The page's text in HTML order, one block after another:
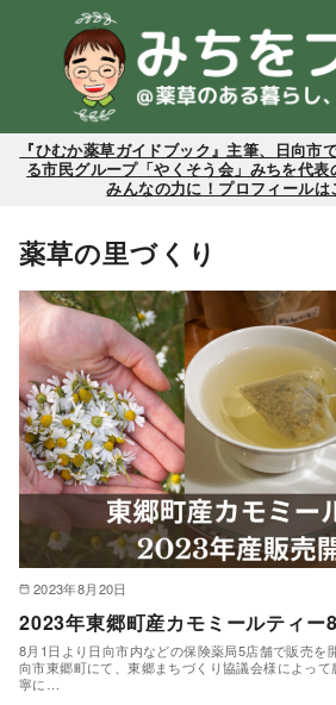
『ひむか薬草ガイドブック』主筆、日向市
る市民グループ「やくそう会」みちを代
みんなの力に！プロフィール
薬草の里づくり
2023年8月20日
2023年東郷町産カモミールティー
8月1日より日向市内などの保険薬局5店舗で販売
向市東郷町にて、東郷まちづくり協議会様によっ
寧に…